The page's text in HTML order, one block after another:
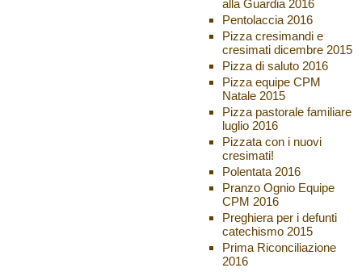
alla Guardia 2016
Pentolaccia 2016
Pizza cresimandi e
cresimati dicembre 2015
Pizza di saluto 2016
Pizza equipe CPM
Natale 2015
Pizza pastorale familiare
luglio 2016
Pizzata con i nuovi
cresimati!
Polentata 2016
Pranzo Ognio Equipe
CPM 2016
Preghiera per i defunti
catechismo 2015
Prima Riconciliazione
2016